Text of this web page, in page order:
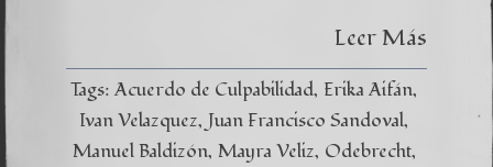
Leer Más
Tags: Acuerdo de Culpabilidad Erika Aifán
Ivan Velazquez Juan Francisco Sandoval
Manuel Baldizón Mayra Veliz Odebrecht